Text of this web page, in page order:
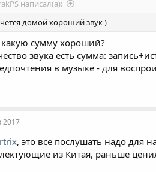
написал(а):
домой хороший звук )
сумму хороший?
звука есть сумма:
в музыке - для
2017
, это все послушать надо для
из Китая, раньше